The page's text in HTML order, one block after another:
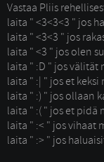
Vastaa Pliis
laita " <3<3<3 " jos
laita " <3<3 " jos
laita " <3 " jos olen
laita " :D " jos välität
laita " :| " jos et
laita " :) " jos ollaan
laita " :( " jos et pidä
laita " :< " jos vihaat
laita " :> " jos